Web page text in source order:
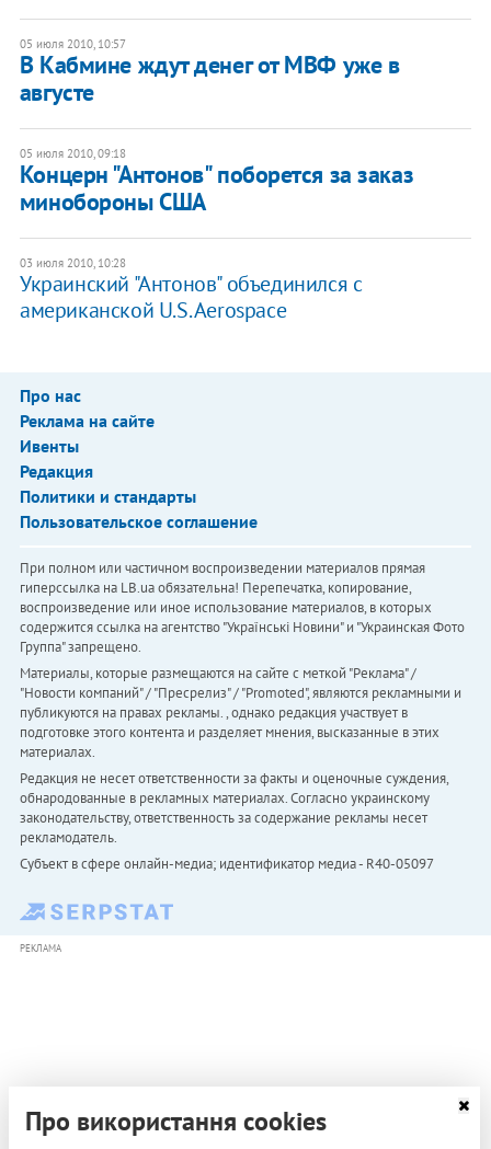
05 июля 2010, 10:57
В Кабмине ждут денег от МВФ уже в
августе
05 июля 2010, 09:18
Концерн "Антонов" поборется за заказ
минобороны США
03 июля 2010, 10:28
Украинский "Антонов" объединился с
американской U.S. Aerospace
Про нас
Реклама на сайте
Ивенты
Редакция
Политики и стандарты
Пользовательское соглашение
При полном или частичном воспроизведении материалов прямая
гиперссылка на LB.ua обязательна! Перепечатка, копирование,
воспроизведение или иное использование материалов, в которых
содержится ссылка на агентство "Українськi Новини" и "Украинская Фото
Группа" запрещено.
Материалы, которые размещаются на сайте с меткой "Реклама" /
"Новости компаний" / "Пресрелиз" / "Promoted", являются рекламными и
публикуются на правах рекламы. , однако редакция участвует в
подготовке этого контента и разделяет мнения, высказанные в этих
материалах.
Редакция не несет ответственности за факты и оценочные суждения,
обнародованные в рекламных материалах. Согласно украинскому
законодательству, ответственность за содержание рекламы несет
рекламодатель.
Субъект в сфере онлайн-медиа; идентификатор медиа - R40-05097
РЕКЛАМА
Про використання cookies